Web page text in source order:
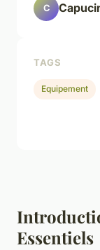
Essentiels
C
TAGS
Equipement